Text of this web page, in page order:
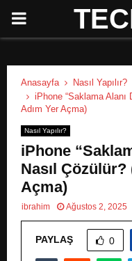
P
M
A
R
Anasayfa
Nasıl Yapılır?
iPhone “Saklama Alanı
Adım Yer Açma)
Nasıl Yapılır?
iPhone
Nasıl Çözülür?
Açma)
ibrahim Ağustos 2, 2025
PAYLAŞ 0